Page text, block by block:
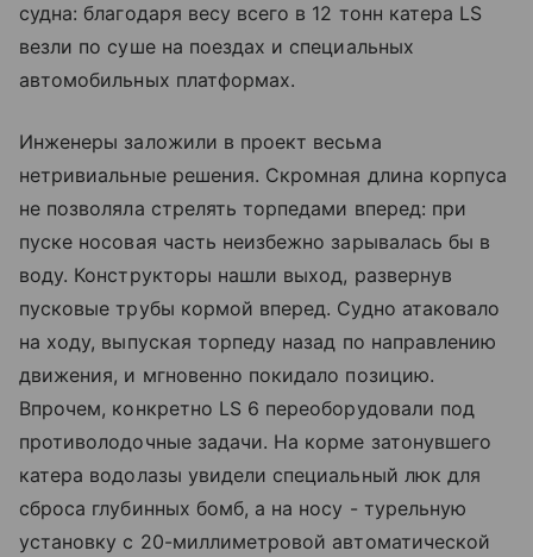
судна: благодаря весу всего в 12 тонн катера LS
везли по суше на поездах и специальных
автомобильных платформах.
Инженеры заложили в проект весьма
нетривиальные решения. Скромная длина корпуса
не позволяла стрелять торпедами вперед: при
пуске носовая часть неизбежно зарывалась бы в
воду. Конструкторы нашли выход, развернув
пусковые трубы кормой вперед. Судно атаковало
на ходу, выпуская торпеду назад по направлению
движения, и мгновенно покидало позицию.
Впрочем, конкретно LS 6 переоборудовали под
противолодочные задачи. На корме затонувшего
катера водолазы увидели специальный люк для
сброса глубинных бомб, а на носу - турельную
установку с 20-миллиметровой автоматической